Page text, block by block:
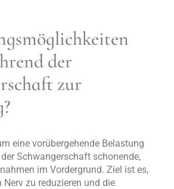
der
zur
eine vorübergehende Belastung
Schwangerschaft schonende,
im Vordergrund. Ziel ist es,
zu reduzieren und die